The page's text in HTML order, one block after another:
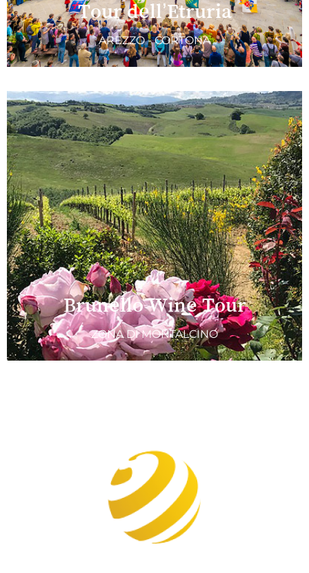
Tour dell’Etruria
AREZZO - CORTONA
Brunello Wine Tour
ZONA DI MONTALCINO